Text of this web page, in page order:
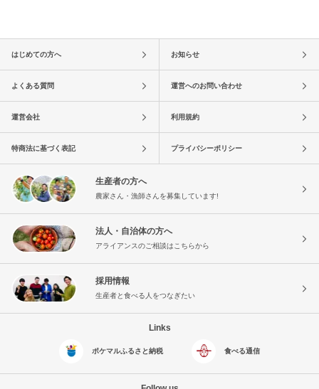
はじめての方へ お知らせ
よくある質問 運営へのお問い合わせ
運営会社 利用規約
特商法に基づく表記 プライバシーポリシー
生産者の方へ
農家さん・漁師さんを募集しています!
法人・自治体の方へ
アライアンスのご相談はこちらから
採用情報
生産者と食べる人をつなぎたい
Links
ポケマルふるさと納税 食べる通信